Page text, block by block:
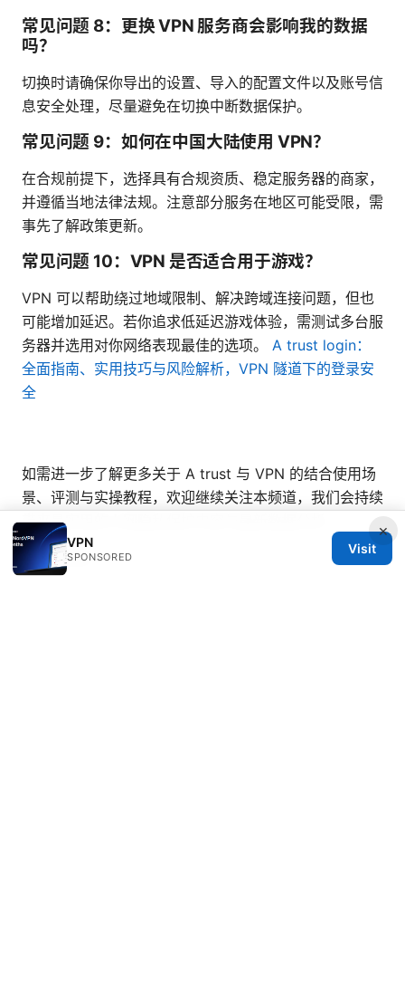
常见问题 8：更换 VPN 服务商会影响我的数据
吗？
切换时请确保你导出的设置、导入的配置文件以及账号信
息安全处理，尽量避免在切换中断数据保护。
常见问题 9：如何在中国大陆使用 VPN？
在合规前提下，选择具有合规资质、稳定服务器的商家，
并遵循当地法律法规。注意部分服务在地区可能受限，需
事先了解政策更新。
常见问题 10：VPN 是否适合用于游戏？
VPN 可以帮助绕过地域限制、解决跨域连接问题，但也
可能增加延迟。若你追求低延迟游戏体验，需测试多台服
务器并选用对你网络表现最佳的选项。 A trust login：
全面指南、实用技巧与风险解析，VPN 隧道下的登录安
全
如需进一步了解更多关于 A trust 与 VPN 的结合使用场
景、评测与实操教程，欢迎继续关注本频道，我们会持续
带来最实用的上网隐私保护内容与最新数据分析。
Sources:
×
VPN
SPONSORED
Visit